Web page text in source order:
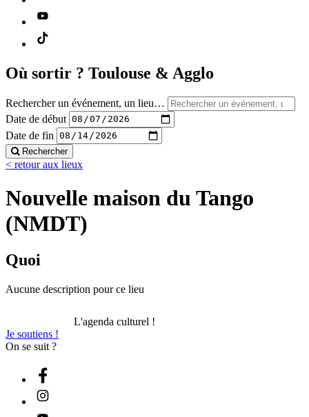
Où sortir ? Toulouse & Agglo
Rechercher un événement, un lieu…
Date de début
Date de fin
Rechercher
< retour aux lieux
Nouvelle maison du Tango
(NMDT)
Quoi
Aucune description pour ce lieu
L'agenda culturel !
Je soutiens !
On se suit ?